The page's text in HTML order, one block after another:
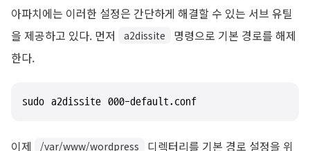
아파치에는 이러한 설정은 간단하게 해결할 수 있는 서브 유틸
을 제공하고 있다. 먼저
a2dissite
명령으로 기본 경로를 해제
한다.
sudo a2dissite 000-default.conf
이제 /var/www/wordpress
디렉터리를 기본 경로 설정을 위